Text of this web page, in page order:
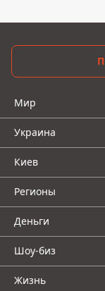
Мир
Украина
Киев
Регионы
Деньги
Шоу-биз
Жизнь